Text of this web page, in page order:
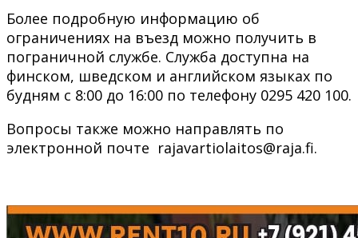
Более подробную информацию об
ограничениях на въезд можно получить в
пограничной службе. Служба доступна на
финском, шведском и английском языках по
будням с 8:00 до 16:00 по телефону 0295 420 100.
Вопросы также можно направлять по
электронной почте rajavartiolaitos@raja.fi.